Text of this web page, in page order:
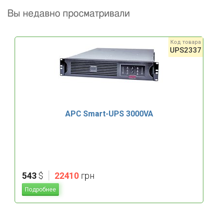
Вы недавно просматривали
APC Smart-UPS 3000VA
Код товара
UPS2337
543 $ | 22410 грн
Подробнее